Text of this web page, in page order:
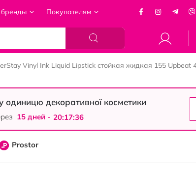
бренды Покупателям
Vinyl Ink Liquid Lipstick стойкая жидкая 155 Upbeat
одиницю декоративної косметики
15 дней - 20:17:35
Prostor